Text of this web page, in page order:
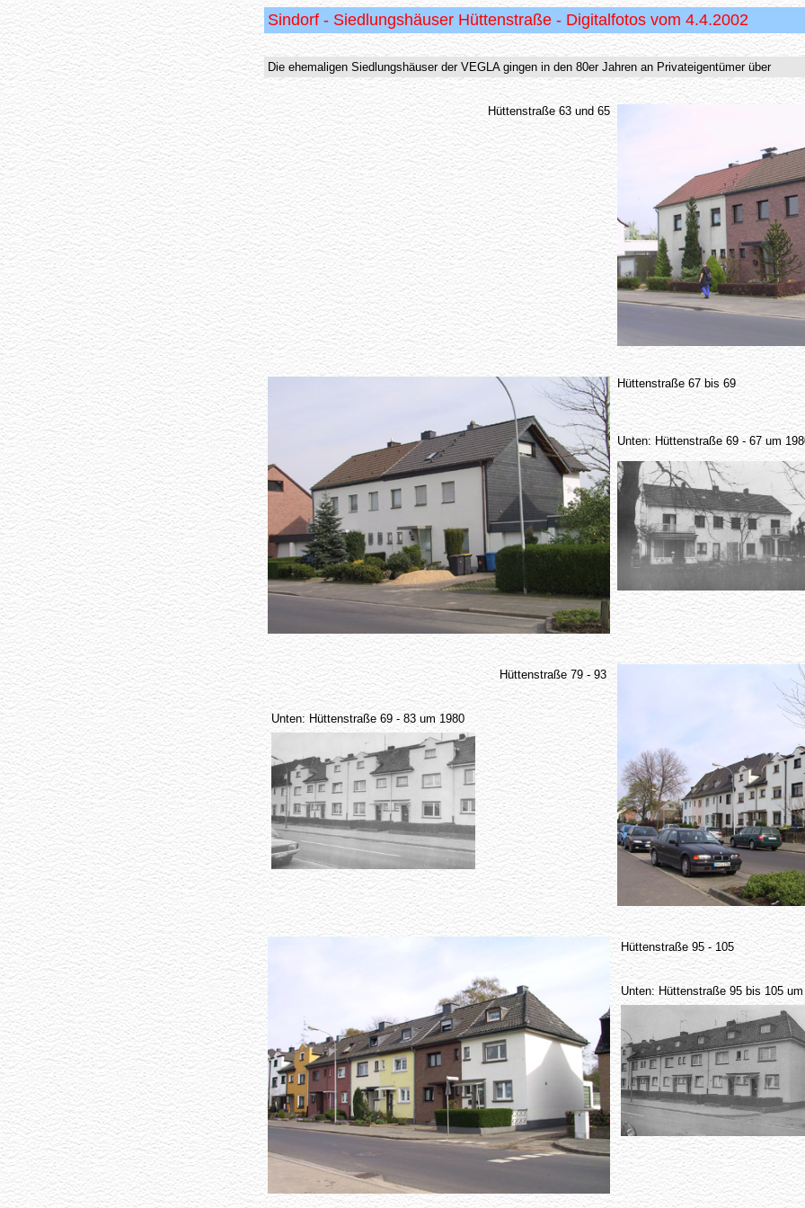
Sindorf - Siedlungshäuser Hüttenstraße - Digitalfotos vom 4.4.2002
Die ehemaligen Siedlungshäuser der VEGLA gingen in den 80er Jahren an Privateigentümer über
Hüttenstraße 63 und 65
Hüttenstraße 67 bis 69
Unten: Hüttenstraße 69 - 67 um
Hüttenstraße 79 - 93
Unten: Hüttenstraße 69 - 83 um 1980
Hüttenstraße 95 - 105
Unten: Hüttenstraße 95 bis 105